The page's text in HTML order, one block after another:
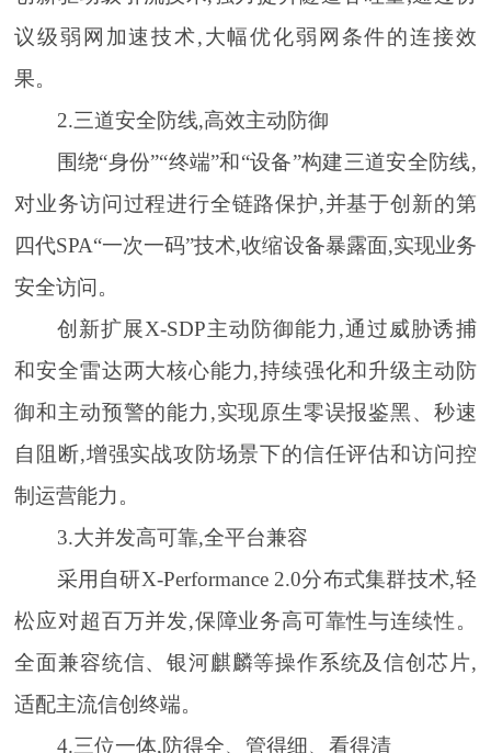
议级弱网加速技术,大幅优化弱网条件的连接效
果。
2.三道安全防线,高效主动防御
围绕“身份”“终端”和“设备”构建三道安全防线,
对业务访问过程进行全链路保护,并基于创新的第
四代SPA“一次一码”技术,收缩设备暴露面,实现业务
安全访问。
创新扩展X-SDP主动防御能力,通过威胁诱捕
和安全雷达两大核心能力,持续强化和升级主动防
御和主动预警的能力,实现原生零误报鉴黑、秒速
自阻断,增强实战攻防场景下的信任评估和访问控
制运营能力。
3.大并发高可靠,全平台兼容
采用自研X-Performance 2.0分布式集群技术,轻
松应对超百万并发,保障业务高可靠性与连续性。
全面兼容统信、银河麒麟等操作系统及信创芯片,
适配主流信创终端。
4.三位一体,防得全、管得细、看得清